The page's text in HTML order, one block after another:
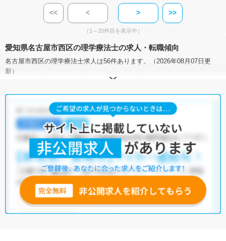
<< < > >>
（1～20件目を表示中）
愛知県名古屋市西区の理学療法士の求人・転職傾向
名古屋市西区の理学療法士求人は56件あります。（2026年08月07日更
新）
サイト上に掲載されている求人の他に、
う求人を提案させていただきます。
名古屋市西区の理学療法士求人では以下のような条件が人気です。
土日祝休・積極採用中・残業少なめ・正社員(正職員)
・クリニック・介護福祉施設 ・訪問リハビリ(在宅医療)・
リハビリ
・保育園
他の条件でも人気の求人がございますので、「こだわり条件」から検索
いただくか、お気軽にお問い合わせください。
全国の理学療法士求人
から検索いただくことも可能です。
無料転職支援サービスにお申し込みいただくと、ご希望条件をヒアリン